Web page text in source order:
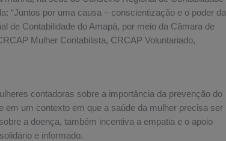
“Juntos por uma causa – conscientização e o poder da
de Contabilidade do Amapá, por meio da Câmara de
Mulher Contabilista, CRCAP Voluntariado,
contadoras sobre a importância da prevenção do
em um contexto em que a saúde da mulher precisa ser
a doença, também incentiva a empatia e o apoio
e informado.